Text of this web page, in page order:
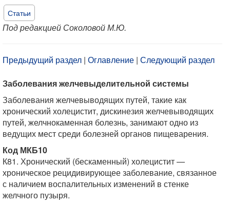
Статьи
Под редакцией Соколовой М.Ю.
Предыдущий раздел | Оглавление | Следующий раздел
Заболевания желчевыделительной системы
Заболевания желчевыводящих путей, такие как
хронический холецистит, дискинезия желчевыводящих
путей, желчнокаменная болезнь, занимают одно из
ведущих мест среди болезней органов пищеварения.
Код МКБ10
К81. Хронический (бескаменный) холецистит —
хроническое рецидивирующее заболевание, связанное
с наличием воспалительных изменений в стенке
желчного пузыря.